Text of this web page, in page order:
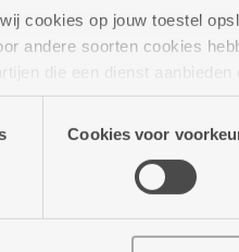
cookies op jouw toestel
andere soorten cookies
die een dienst
van onze site voor social
Cookies voor